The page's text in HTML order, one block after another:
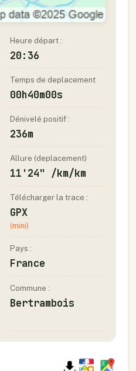
Heure départ :
20:36
Temps de deplacement
00h40m00s
Dénivelé positif :
236m
Allure (deplacement)
11'24" /km/km
Télécharger la trace :
GPX
(mini)
Pays :
France
Commune :
Bertrambois